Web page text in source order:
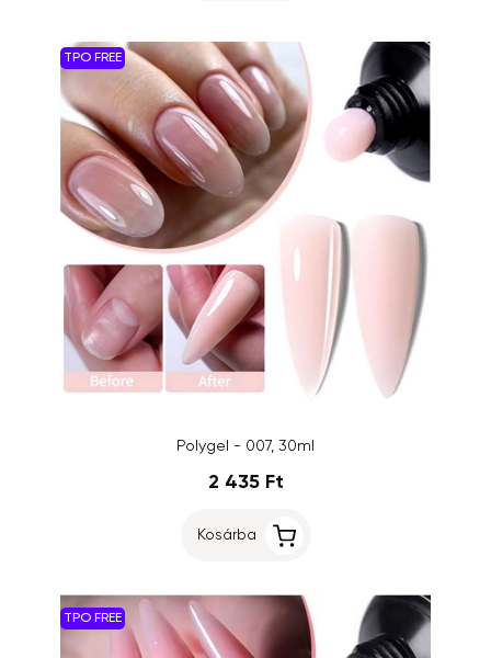
TPO FREE
Polygel - 007, 30ml
2 435 Ft
Kosárba
TPO FREE